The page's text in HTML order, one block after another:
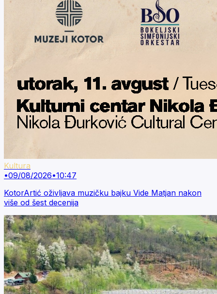
Kultura
•09/08/2026•10:47
KotorArtić oživljava muzičku bajku Vide Matjan nakon
više od šest decenija